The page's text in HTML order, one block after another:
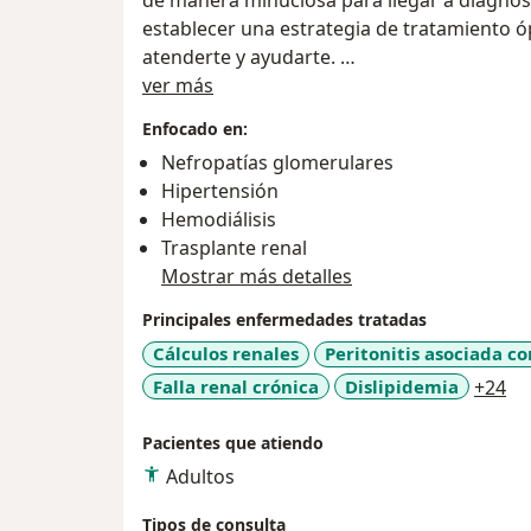
establecer una estrategia de tratamiento
atenderte y ayudarte.
My mission is to maintain and improve
approach each case meticulously to arrive
establish an optimal and individualized
to attend to your health needs.
ver más
Enfocado en:
Nefropatías glomerulares
Hipertensión
Hemodiálisis
Trasplante renal
Mostrar más detalles
Principales enfermedades tratadas
Cálculos renales Peritonitis asociada
Falla renal crónica
Dislipidemia +24
Pacientes que atiendo
Adultos
Tipos de consulta